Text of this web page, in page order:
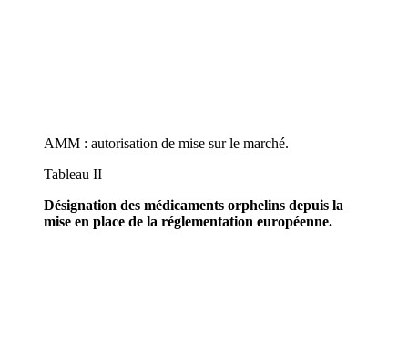
AMM : autorisation de mise sur le marché.
Tableau II
Désignation des médicaments orphelins depuis la
mise en place de la réglementation européenne.